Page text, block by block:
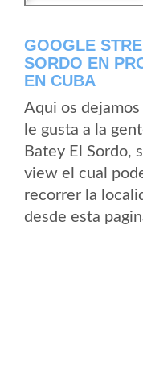
GOOGLE
SORDO EN
EN CUBA
Aqui os
le gusta a la
Batey El Sordo,
view el cual
recorrer la
desde esta